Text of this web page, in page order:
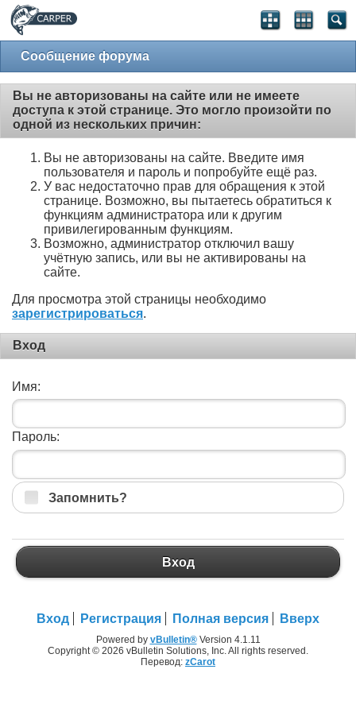
Сообщение форума
Вы не авторизованы на сайте или не имеете
доступа к этой странице. Это могло произойти по
одной из нескольких причин:
Вы не авторизованы на сайте. Введите имя
пользователя и пароль и попробуйте ещё раз.
У вас недостаточно прав для обращения к этой
странице. Возможно, вы пытаетесь обратиться к
функциям администратора или к другим
привилегированным функциям.
Возможно, администратор отключил вашу
учётную запись, или вы не активированы на
сайте.
Для просмотра этой страницы необходимо
зарегистрироваться.
Вход
Имя:
Пароль:
Запомнить?
Вход
Вход Регистрация Полная версия Вверх
Powered by vBulletin®Version 4.1.11
Copyright © 2026 vBulletin Solutions, Inc. All rights reserved.
Перевод: zCarot